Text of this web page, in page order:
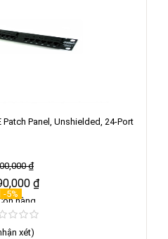
Patch Panel, Unshielded, 24-Port
₫
₫
hàng
-5%
xét)
chi tiết